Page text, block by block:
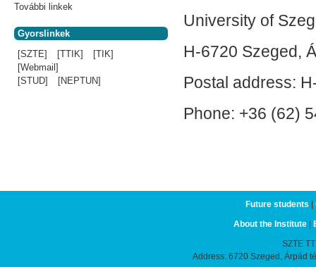
University of
H-6720 Szeged,
Postal address:
Phone: +36 (62)
További linkek
Gyorslinkek
[SZTE]
[TTIK]
[TIK]
[Webmail]
[STUD]
[NEPTUN]
Future students
About the Institute
SZTE
Address: 6720 Szeged, Árpád